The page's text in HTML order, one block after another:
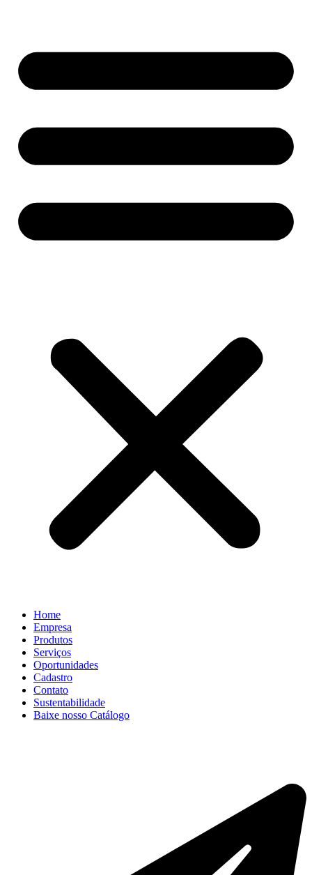
Home
Empresa
Produtos
Serviços
Oportunidades
Cadastro
Contato
Sustentabilidade
Baixe nosso Catálogo